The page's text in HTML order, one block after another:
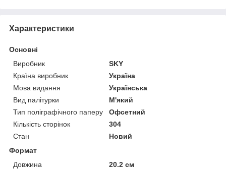
Характеристики
Основні
Виробник
SKY
Країна виробник
Україна
Мова видання
Українська
Вид палітурки
М'який
Тип поліграфічного паперу
Офсетний
Кількість сторінок
304
Стан
Новий
Формат
Довжина
20.2 см